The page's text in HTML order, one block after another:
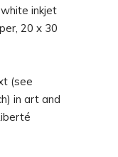
inkjet
r, 20 x 30
(see
in art and